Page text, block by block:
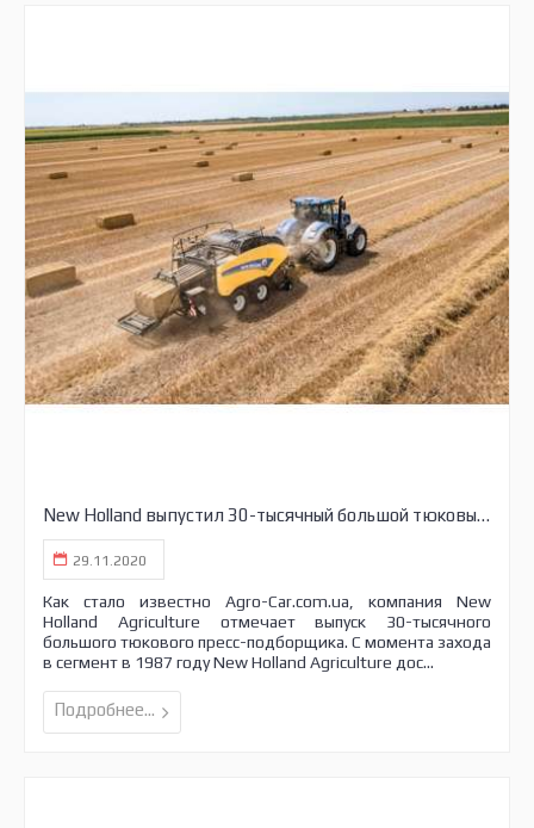
New Holland выпустил 30-тысячный большой тюковый пресс-подборщик
29.11.2020
Как стало известно Agro-Car.com.ua, компания New
Holland Agriculture отмечает выпуск 30-тысячного
большого тюкового пресс-подборщика. С момента захода
в сегмент в 1987 году New Holland Agriculture дос...
Подробнее...